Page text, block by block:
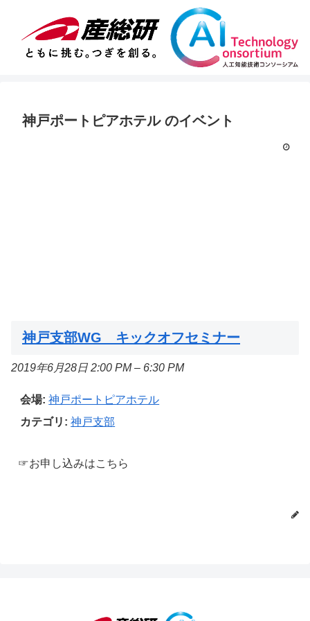
神戸ポートピアホテルのイベント
神戸支部WG キックオフセミナー
2019年6月28日 2:00 PM– 6:30 PM
会場: 神戸ポートピアホテル
カテゴリ: 神戸支部
☞お申し込みはこちら